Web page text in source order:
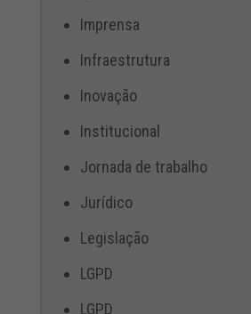
Imprensa
Infraestrutura
Inovação
Institucional
Jornada de trabalho
Jurídico
Legislação
LGPD
LGPD